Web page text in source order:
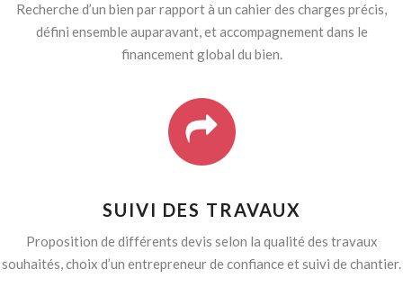
Recherche d’un bien par rapport à un cahier des charges précis,
défini ensemble auparavant, et accompagnement dans le
financement global du bien.
SUIVI DES TRAVAUX
Proposition de différents devis selon la qualité des travaux
souhaités, choix d’un entrepreneur de confiance et suivi de chantier.